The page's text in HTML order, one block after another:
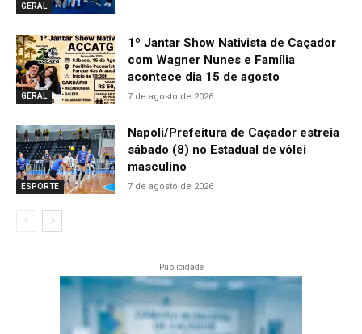
GERAL
GERAL
1º Jantar Show Nativista de Caçador
com Wagner Nunes e Família
acontece dia 15 de agosto
7 de agosto de 2026
ESPORTE
Napoli/Prefeitura de Caçador estreia
sábado (8) no Estadual de vôlei
masculino
7 de agosto de 2026
Publicidade